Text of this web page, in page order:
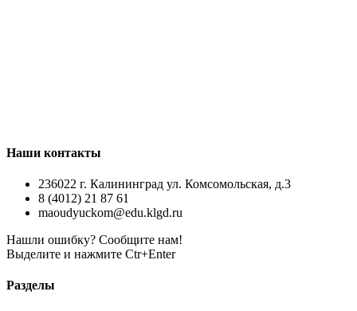
Наши контакты
236022 г. Калининград ул. Комсомольская, д.3
8 (4012) 21 87 61
maoudyuckom@edu.klgd.ru
Нашли ошибку? Сообщите нам!
Выделите и нажмите Ctr+Enter
Разделы